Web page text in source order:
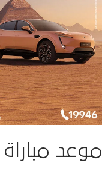
موعد مباراة